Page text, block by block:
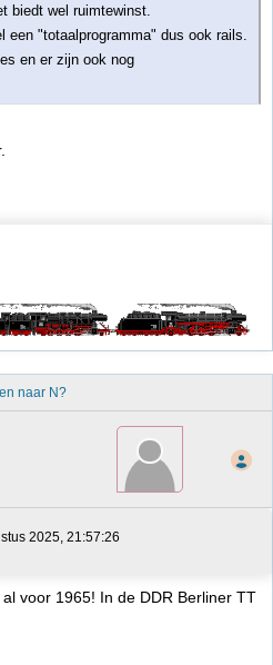
biedt wel ruimtewinst.
een "totaalprogramma" dus ook rails.
en er zijn ook nog
naar N?
2025, 21:57:26
voor 1965! In de DDR Berliner TT